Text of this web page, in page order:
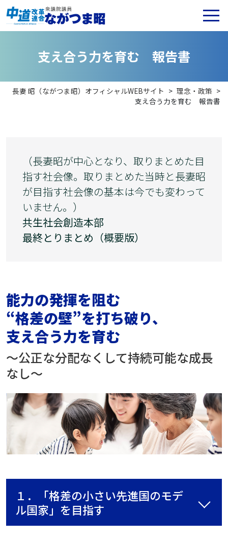
支え合う力を育む 報告書
長妻 昭（ながつま昭）オフィシャルWEBサイト > 理念・政策 >
支え合う力を育む 報告書
（長妻昭が中心となり、取りまとめた目
指す社会像。取りまとめた当時と長妻昭
が目指す社会像の基本は今でも変わって
いません。）
共生社会創造本部
最終とりまとめ（概要版）
能力の発揮を阻む
“格差の壁”を打ち破り、
支え合う力を育む
～公正な分配なくして持続可能な成長
なし～
１．「格差の小さい先進国のモデ
ル国家」を目指す